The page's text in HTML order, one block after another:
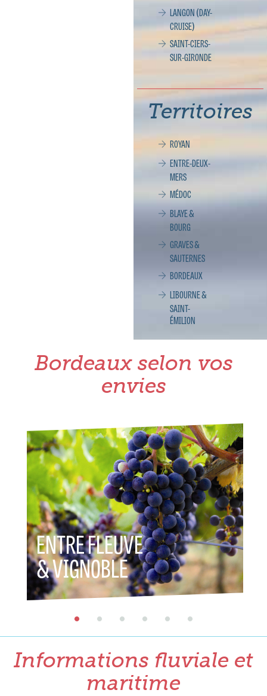
LANGON (DAY-
CRUISE)
SAINT-CIERS-
SUR-GIRONDE
Territoires
ROYAN
ENTRE-DEUX-
MERS
MÉDOC
BLAYE &
BOURG
GRAVES &
SAUTERNES
BORDEAUX
LIBOURNE &
SAINT-
ÉMILION
Bordeaux selon vos
envies
ENTRE FLEUVE
& VIGNOBLE &
Informations fluviale et
maritime